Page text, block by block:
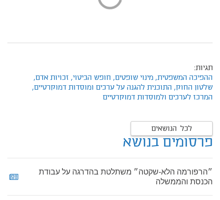
תגיות:
ההפיכה המשפטית, מינוי שופטים, חופש הביטוי, זכויות אדם,
שלטון החוק, התוכנית להגנה על ערכים ומוסדות דמוקרטיים,
המרכז לערכים ולמוסדות דמוקרטיים
לכל הנושאים
פרסומים בנושא
״הרפורמה הלא-שקטה״ משתלטת בהדרגה על עבודת
הכנסת והממשלה